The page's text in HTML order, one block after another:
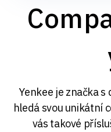
Yenkee je značka s
hledá svou unikátní
vás takové